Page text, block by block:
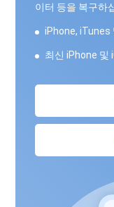
이터 등을 복구하
iPhone, iTunes
최신 iPhone 및